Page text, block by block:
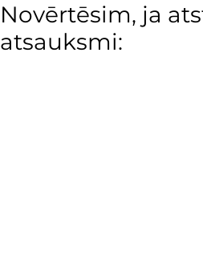
Novērtēsim, ja
atsauksmi: